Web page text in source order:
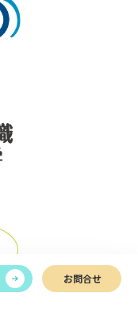
お問合せ